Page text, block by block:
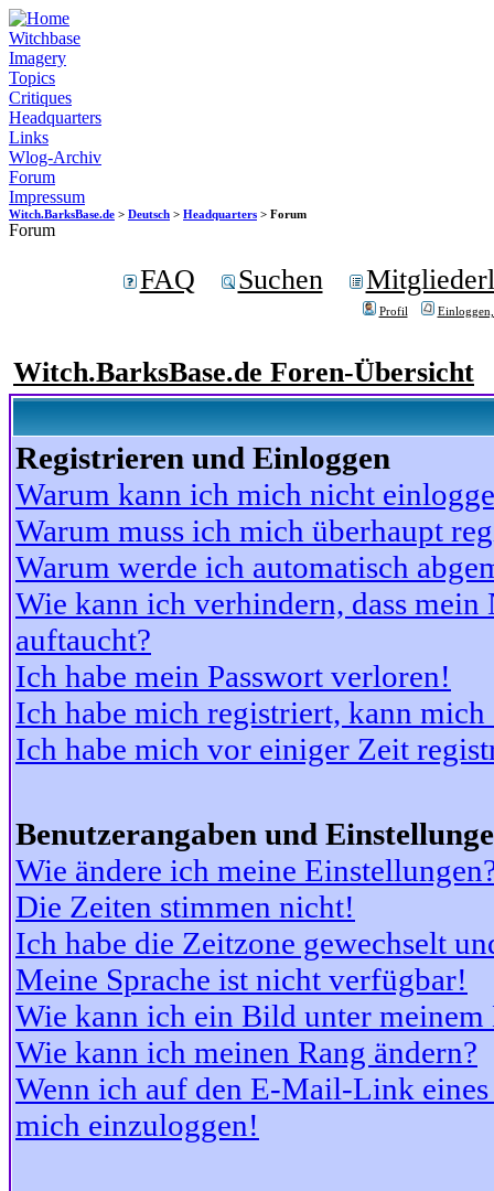
Witchbase
Imagery
Topics
Critiques
Headquarters
Links
Wlog-Archiv
Forum
Impressum
Witch.BarksBase.de > Deutsch > Headquarters > Forum
Forum
FAQ Suchen
Profil
Witch.BarksBase.de Foren-Übersicht
Registrieren und Einloggen
Warum kann ich mich nicht
Warum muss ich mich überhaupt
Warum werde ich automatisch
Wie kann ich verhindern, dass
auftaucht?
Ich habe mein Passwort verloren!
Ich habe mich registriert, kann
Ich habe mich vor einiger Zeit
Benutzerangaben und
Wie ändere ich meine
Die Zeiten stimmen nicht!
Ich habe die Zeitzone gewechselt
Meine Sprache ist nicht verfügbar!
Wie kann ich ein Bild unter meinem
Wie kann ich meinen Rang ändern?
Wenn ich auf den E-Mail-Link
mich einzuloggen!